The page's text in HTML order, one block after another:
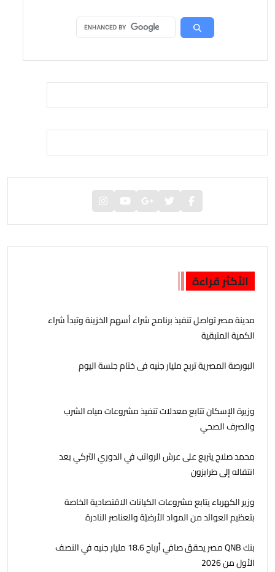
الأكثر قراءة
مدينة مصر تواصل تنفيذ برنامج شراء أسهم الخزينة وتبدأ شراء
الكمية المتبقية
البورصة المصرية تربح مليار جنيه فى ختام جلسة اليوم
وزيرة الإسكان تتابع معدلات تنفيذ مشروعات مياه الشرب
والصرف الصحي
محمد صلاح يتربع على عرش الرواتب في الدوري التركي بعد
انتقاله إلى طرابزون
وزير الكهرباء يتابع مشروعات الكيانات الاقتصادية الخاصة
بتعظيم العوائد من المواد الأرضيّة والعناصر النادرة
بنك QNB مصر يحقق صافي أرباح 18.6 مليار جنيه في النصف
الأول من 2026